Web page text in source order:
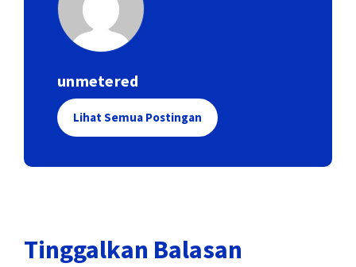
unmetered
Lihat Semua Postingan
Tinggalkan Balasan